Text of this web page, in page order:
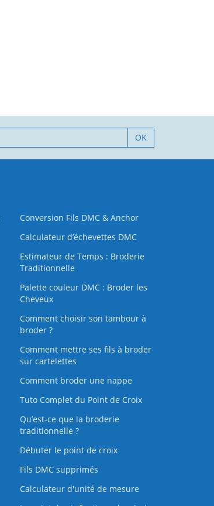
OK
Conversion Fils DMC & Anchor
Calculateur d’échevettes DMC
Estimateur de Temps : Broderie
Traditionnelle
Palette couleur DMC : Broder les
Cheveux
Comment choisir son tambour à
broder ?
Comment mettre ses fils à broder
sur cartelettes
Comment broder une nappe
Tuto Complet du Point de Croix
Qu’est-ce que la broderie
traditionnelle ?
Débuter le point de croix
Fils DMC supprimés
Calculateur d'unité de mesure